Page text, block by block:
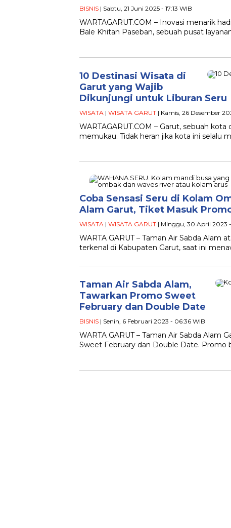
BISNIS | Sabtu, 21 Juni 2025 - 17:13 WIB
WARTAGARUT.COM – Inovasi menarik
Bale Khitan Paseban, sebuah pusat
10 Destinasi Wisata di
Garut yang Wajib
Dikunjungi untuk Liburan Seru
WISATA | WISATA GARUT | Kamis, 26 Desember
WARTAGARUT.COM – Garut, sebuah
memukau. Tidak heran jika kota ini selalu
Coba Sensasi Seru di Kolam
Alam Garut, Tiket Masuk
WISATA | WISATA GARUT | Minggu, 30 April 2023 -
WARTA GARUT – Taman Air Sabda Alam
terkenal di Kabupaten Garut, saat ini
Taman Air Sabda Alam,
Tawarkan Promo Sweet
February dan Double Date
BISNIS | Senin, 6 Februari 2023 - 06:36 WIB
WARTA GARUT – Taman Air Sabda Alam
Sweet February dan Double Date. Promo